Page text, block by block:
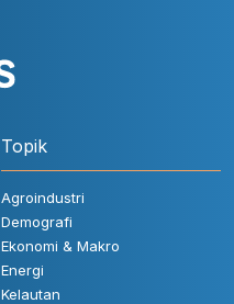
Topik
Agroindustri
Demografi
Ekonomi & Makro
Energi
Kelautan